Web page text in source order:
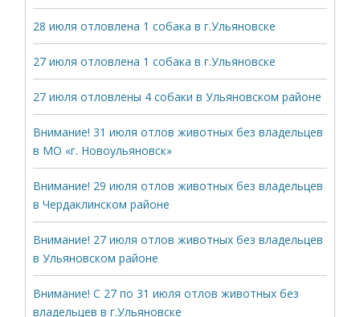
28 июля отловлена 1 собака в г.Ульяновске
27 июля отловлена 1 собака в г.Ульяновске
27 июля отловлены 4 собаки в Ульяновском районе
Внимание! 31 июля отлов животных без владельцев
в МО «г. Новоульяновск»
Внимание! 29 июля отлов животных без владельцев
в Чердаклинском районе
Внимание! 27 июля отлов животных без владельцев
в Ульяновском районе
Внимание! С 27 по 31 июля отлов животных без
владельцев в г.Ульяновске